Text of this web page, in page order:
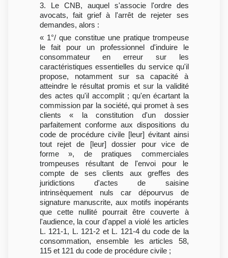
3. Le CNB, auquel s'associe l'ordre des
avocats, fait grief à l'arrêt de rejeter ses
demandes, alors :
« 1°/ que constitue une pratique trompeuse
le fait pour un professionnel d'induire le
consommateur en erreur sur les
caractéristiques essentielles du service qu'il
propose, notamment sur sa capacité à
atteindre le résultat promis et sur la validité
des actes qu'il accomplit ; qu'en écartant la
commission par la société, qui promet à ses
clients « la constitution d'un dossier
parfaitement conforme aux dispositions du
code de procédure civile [leur] évitant ainsi
tout rejet de [leur] dossier pour vice de
forme », de pratiques commerciales
trompeuses résultant de l'envoi pour le
compte de ses clients aux greffes des
juridictions d'actes de saisine
intrinsèquement nuls car dépourvus de
signature manuscrite, aux motifs inopérants
que cette nullité pourrait être couverte à
l'audience, la cour d'appel a violé les articles
L. 121-1, L. 121-2 et L. 121-4 du code de la
consommation, ensemble les articles 58,
115 et 121 du code de procédure civile ;